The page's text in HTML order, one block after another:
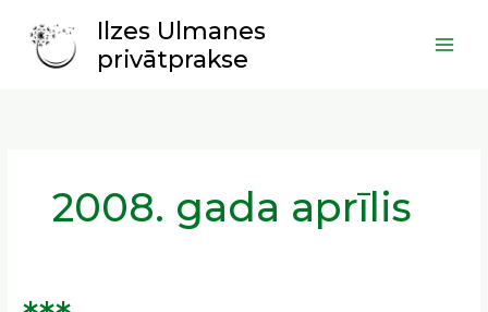
content
Ilzes Ulmanes
privātprakse
2008. gada aprīlis
***